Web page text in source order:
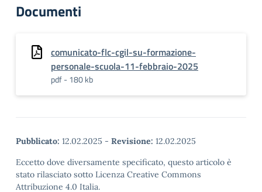
Documenti
comunicato-flc-cgil-su-formazione-
personale-scuola-11-febbraio-2025
pdf - 180 kb
Pubblicato: 12.02.2025 - Revisione: 12.02.2025
Eccetto dove diversamente specificato, questo articolo è
stato rilasciato sotto Licenza Creative Commons
Attribuzione 4.0 Italia.